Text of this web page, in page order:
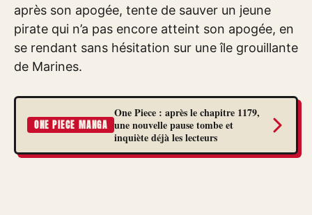
après son apogée, tente de sauver un jeune
pirate qui n’a pas encore atteint son apogée, en
se rendant sans hésitation sur une île grouillante
de Marines.
ONE PIECE MANGA
One Piece : après le chapitre 1179,
une nouvelle pause tombe et
inquiète déjà les lecteurs